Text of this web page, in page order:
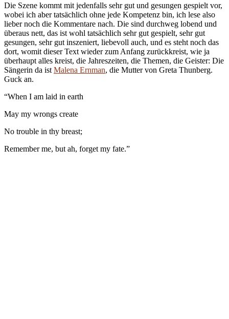
Die Szene kommt mit jedenfalls sehr gut und gesungen gespielt vor,
wobei ich aber tatsächlich ohne jede Kompetenz bin, ich lese also
lieber noch die Kommentare nach. Die sind durchweg lobend und
überaus nett, das ist wohl tatsächlich sehr gut gespielt, sehr gut
gesungen, sehr gut inszeniert, liebevoll auch, und es steht noch das
dort, womit dieser Text wieder zum Anfang zurückkreist, wie ja
überhaupt alles kreist, die Jahreszeiten, die Themen, die Geister: Die
Sängerin da ist Malena Ernman, die Mutter von Greta Thunberg.
Guck an.
“When I am laid in earth
May my wrongs create
No trouble in thy breast;
Remember me, but ah, forget my fate.”